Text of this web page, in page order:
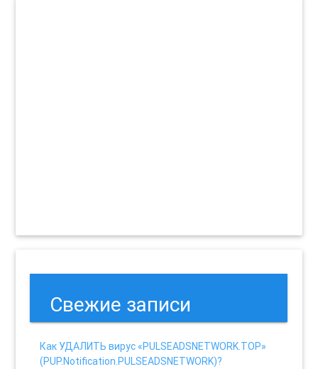
Свежие записи
Как УДАЛИТЬ вирус «PULSEADSNETWORK.TOP»
(PUP.Notification.PULSEADSNETWORK)?